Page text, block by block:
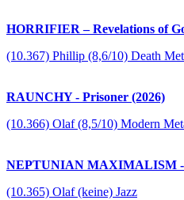
HORRIFIER – Revelations of
(10.367) Phillip (8,6/10) Death
RAUNCHY - Prisoner (2026)
(10.366) Olaf (8,5/10) Modern
NEPTUNIAN MAXIMALISM -
(10.365) Olaf (keine) Jazz